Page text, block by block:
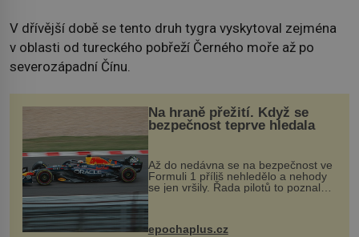
V dřívější době se tento druh tygra vyskytoval zejména
v oblasti od tureckého pobřeží Černého moře až po
severozápadní Čínu.
Na hraně přežití. Když se
bezpečnost teprve hledala
Až do nedávna se na bezpečnost ve
Formuli 1 příliš nehledělo a nehody
se jen vršily. Řada pilotů to poznala
na vlastní kůži, často s trvalými
následky nebo bohužel i ztrátou
života. Dnes nepochopiteln...
epochaplus.cz